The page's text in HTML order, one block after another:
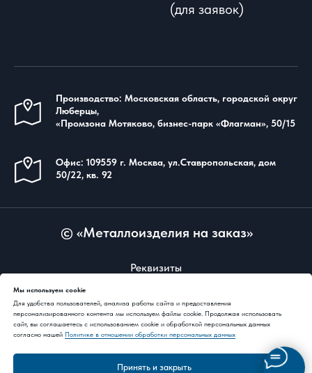
(для заявок)
Производство: Московская область, городской округ
Люберцы,
«Промзона Мотяково, бизнес-парк «Флагман», 50/15
Офис: 109559 г. Москва, ул.Ставропольская, дом
50/22, кв. 92
Реквизиты
© «Металлоизделия на заказ»
Политика в отношении обработки
Мы используем cookie
Для удобства пользователей, анализа работы сайта и предоставления
персонализированного контента мы используем файлы cookie. Продолжая использовать
сайт, вы соглашаетесь с использованием cookie и обработкой персональных данных
согласно нашей Политике в отношении обработки персональных данных
Принять и закрыть